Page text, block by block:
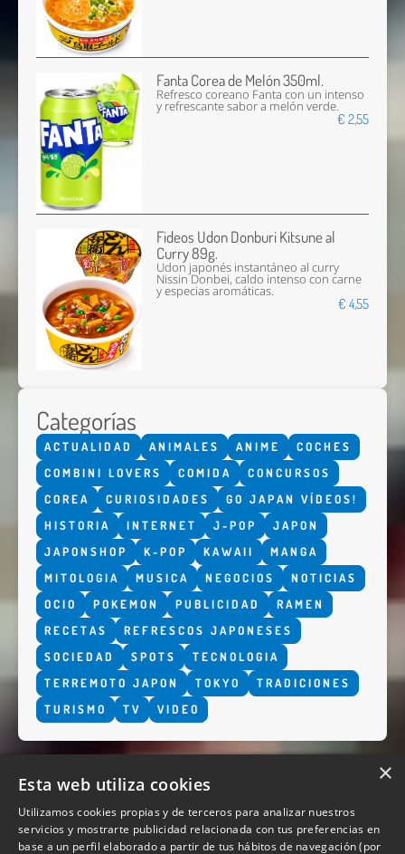
Fanta Corea de Melón 350ml.
Refresco coreano Fanta con un intenso
y refrescante sabor a melón verde.
€ 2,55
Fideos Udon Donburi Kitsune al
Curry 89g.
Udon japonés instantáneo al curry
Nissin Donbei, caldo intenso con carne
y especias aromáticas.
€ 4,55
Categorías
ACTUALIDAD ANIMALES ANIME
COCHES
COMBINI LOVERS
COMIDA
CONCURSOS
COREA
CURIOSIDADES
GO JAPAN VÍDEOS!
HISTORIA
INTERNET J-POP
JAPON
JAPONSHOP
K-POP KAWAII
MANGA
MITOLOGIA
MUSICA NEGOCIOS
NOTICIAS
OCIO
POKEMON PUBLICIDAD
RAMEN
RECETAS
REFRESCOS JAPONESES
SOCIEDAD
SPOTS
TECNOLOGIA
TERREMOTO JAPON
TOKYO
TRADICIONES
TURISMO
TV VIDEO
×
Esta web utiliza cookies
Utilizamos cookies propias y de terceros para analizar nuestros
servicios y mostrarte publicidad relacionada con tus preferencias en
base a un perfil elaborado a partir de tus hábitos de navegación (por